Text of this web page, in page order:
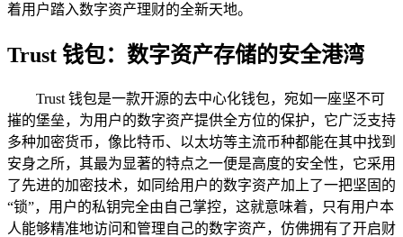
着用户踏入数字资产理财的全新天地。
Trust 钱包：数字资产存储的安全港湾
Trust 钱包是一款开源的去中心化钱包，宛如一座坚不可
摧的堡垒，为用户的数字资产提供全方位的保护，它广泛支持
多种加密货币，像比特币、以太坊等主流币种都能在其中找到
安身之所，其最为显著的特点之一便是高度的安全性，它采用
了先进的加密技术，如同给用户的数字资产加上了一把坚固的
“锁”，用户的私钥完全由自己掌控，这就意味着，只有用户本
人能够精准地访问和管理自己的数字资产，仿佛拥有了开启财